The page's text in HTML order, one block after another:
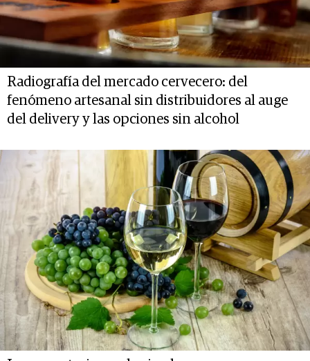
Radiografía del mercado cervecero: del
fenómeno artesanal sin distribuidores al auge
del delivery y las opciones sin alcohol